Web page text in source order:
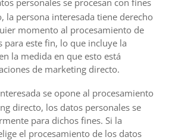
personales se procesan con fines
la persona interesada tiene derecho
momento al procesamiento de
para este fin, lo que incluye la
la medida en que esto está
de marketing directo.
se opone al procesamiento
directo, los datos personales se
para dichos fines. Si la
el procesamiento de los datos